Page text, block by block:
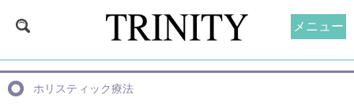
ホリスティック療法
メニュー